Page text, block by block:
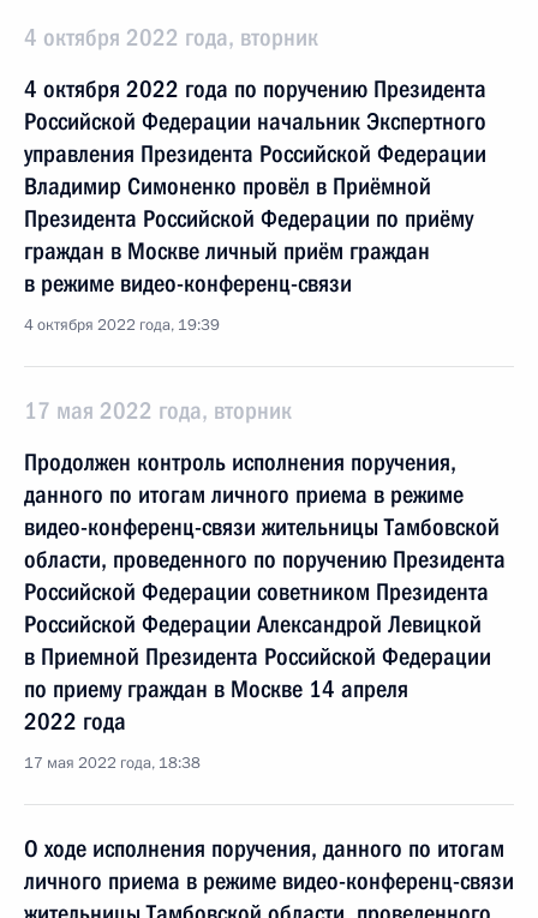
4 октября 2022 года, вторник
4 октября 2022 года по поручению Президента
Российской Федерации начальник Экспертного
управления Президента Российской Федерации
Владимир Симоненко провёл в Приёмной
Президента Российской Федерации по приёму
граждан в Москве личный приём граждан
в режиме видео-конференц-связи
4 октября 2022 года, 19:39
17 мая 2022 года, вторник
Продолжен контроль исполнения поручения,
данного по итогам личного приема в режиме
видео-конференц-связи жительницы Тамбовской
области, проведенного по поручению Президента
Российской Федерации советником Президента
Российской Федерации Александрой Левицкой
в Приемной Президента Российской Федерации
по приему граждан в Москве 14 апреля
2022 года
17 мая 2022 года, 18:38
О ходе исполнения поручения, данного по итогам
личного приема в режиме видео-конференц-связи